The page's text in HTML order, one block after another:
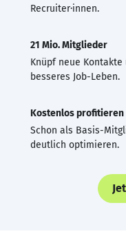
Recruiter·innen.
21 Mio. Mitglieder
Knüpf neue
besseres Job-Leben.
Kostenlos profitieren
Schon als Basis-
deutlich optimieren.